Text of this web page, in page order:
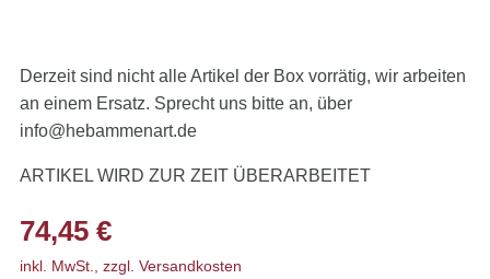
Derzeit sind nicht alle Artikel der Box vorrätig, wir arbeiten
an einem Ersatz. Sprecht uns bitte an, über
info@hebammenart.de
ARTIKEL WIRD ZUR ZEIT ÜBERARBEITET
74,45 €
inkl. MwSt., zzgl. Versandkosten